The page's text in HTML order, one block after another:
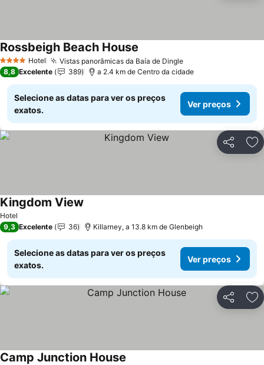
4 EstrelasHotel Vistas panorâmicas da Baía de Dingle
Rossbeigh Beach House
8,8 Excelente 389 a 2.4 km de Centro da cidade
Selecione as datas para ver os preços
exatos.
Ver preços
Partilhar
Hotel
Kingdom View
9,3 Excelente 36 Killarney, a 13.8 km de Glenbeigh
Selecione as datas para ver os preços
exatos.
Ver preços
Partilhar
Camp Junction House